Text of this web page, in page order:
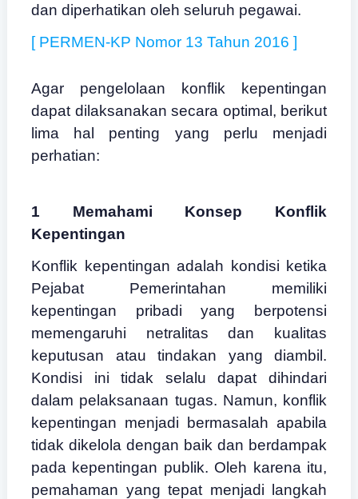
dan diperhatikan oleh seluruh pegawai.
[ PERMEN-KP Nomor 13 Tahun 2016 ]
Agar pengelolaan konflik kepentingan
dapat dilaksanakan secara optimal, berikut
lima hal penting yang perlu menjadi
perhatian:
1 Memahami Konsep Konflik
Kepentingan
Konflik kepentingan adalah kondisi ketika
Pejabat Pemerintahan memiliki
kepentingan pribadi yang berpotensi
memengaruhi netralitas dan kualitas
keputusan atau tindakan yang diambil.
Kondisi ini tidak selalu dapat dihindari
dalam pelaksanaan tugas. Namun, konflik
kepentingan menjadi bermasalah apabila
tidak dikelola dengan baik dan berdampak
pada kepentingan publik. Oleh karena itu,
pemahaman yang tepat menjadi langkah